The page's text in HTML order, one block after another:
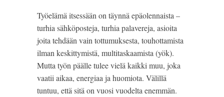
Työelämä itsessään on täynnä epäolennaista –
turhia sähköposteja, turhia palavereja, asioita
joita tehdään vain tottumuksesta, touhottamista
ilman keskittymistä, multitaskaamista (yök).
Mutta työn päälle tulee vielä kaikki muu, joka
vaatii aikaa, energiaa ja huomiota. Välillä
tuntuu, että sitä on vuosi vuodelta enemmän.